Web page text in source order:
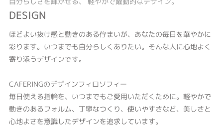
DESIGN
ほどよい抜け感と動きのある佇まいが、あなたの毎日を華やかに
彩ります。いつまでも自分らしくありたい。そんな人に心地よく
寄り添うデザインです。
CAFERINGのデザインフィロソフィー
毎日使える指輪を、いつまでもご愛用いただくために。軽やかで
動きのあるフォルム、丁寧なつくり、使いやすさなど、美しさと
心地よさを意識したデザインを追求しています。